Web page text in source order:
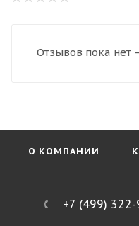
Отзывов пока
О КОМПАНИИ
+7 (499)